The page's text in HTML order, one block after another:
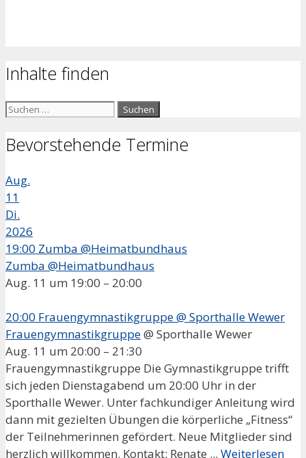
Inhalte finden
Suchen
Bevorstehende Termine
Aug.
11
Di.
2026
19:00 Zumba @Heimatbundhaus
Zumba @Heimatbundhaus
Aug. 11 um 19:00 – 20:00
20:00 Frauengymnastikgruppe@ Sporthalle Wewer
Frauengymnastikgruppe@ Sporthalle Wewer
Aug. 11 um 20:00 – 21:30
Frauengymnastikgruppe Die Gymnastikgruppe trifft
sich jeden Dienstagabend um 20:00 Uhr in der
Sporthalle Wewer. Unter fachkundiger Anleitung wird
dann mit gezielten Übungen die körperliche „Fitness“
der Teilnehmerinnen gefördert. Neue Mitglieder sind
herzlich willkommen. Kontakt: Renate ... Weiterlesen